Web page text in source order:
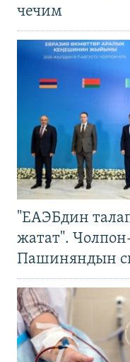
чечим
"ЕАЭБдин
жатат".
Пашиняндын